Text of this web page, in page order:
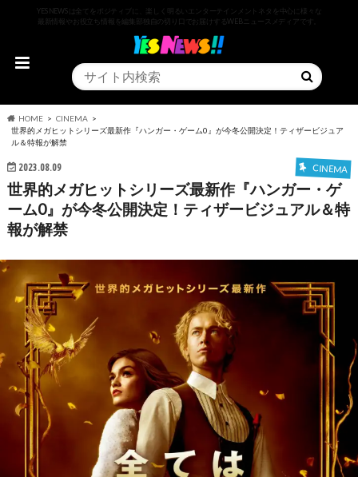
YESNEWSは全てをポジティブに、楽しく明るいエンターテインメントネタを中心に様々な
最新情報やお役立ち情報を編集部独自の切り口でお届けするWEBニュースメディアです。
HOME
CINEMA
世界的メガヒットシリーズ最新作『ハンガー・ゲーム0』が今冬公開決定！ティザービジュア
ル＆特報が解禁
2023.08.09 CINEMA
世界的メガヒットシリーズ最新作『ハンガー・ゲ
ーム0』が今冬公開決定！ティザービジュアル＆特
報が解禁